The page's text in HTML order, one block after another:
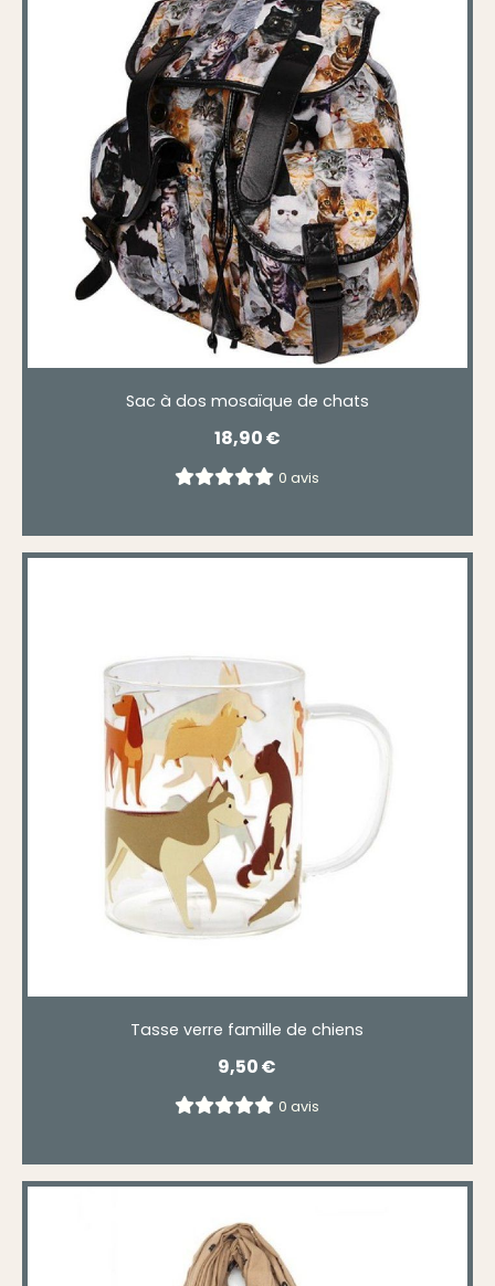
Sac à dos mosaïque de chats
18,90€
0 avis
Tasse verre famille de chiens
9,50€
0 avis